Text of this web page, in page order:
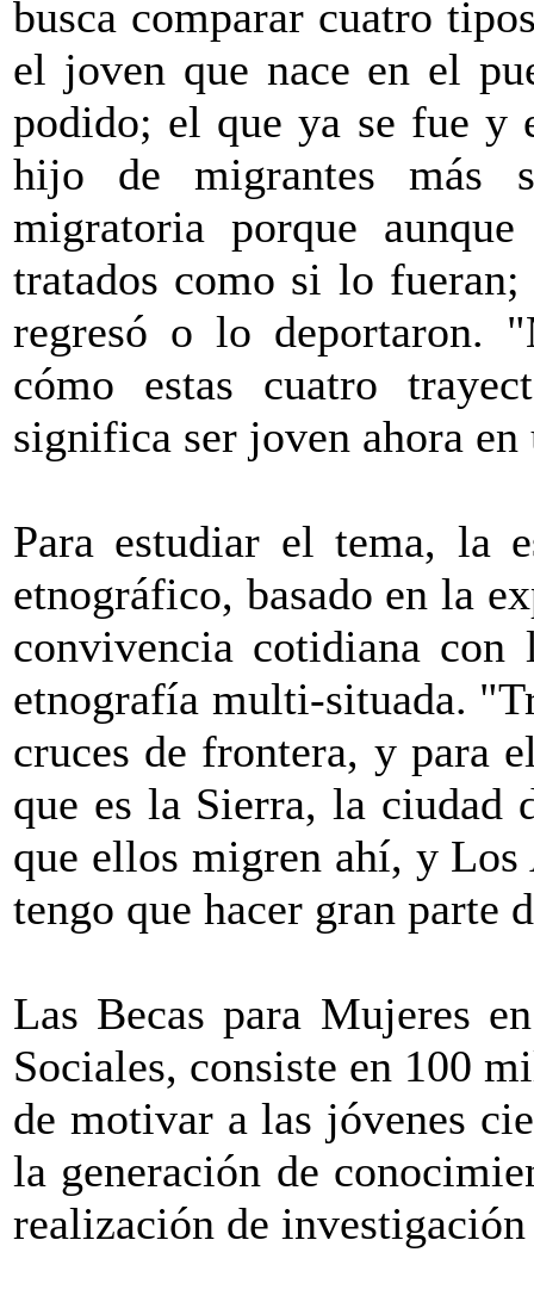
busca comparar cuatro
el joven que nace en el
podido; el que ya se fue y
hijo de migrantes más
migratoria porque
tratados como si lo
regresó o lo deportaron.
cómo estas cuatro
significa ser joven ahora
Para estudiar el tema, la
etnográfico, basado en la
convivencia cotidiana
etnografía multi-situada.
cruces de frontera, y para
que es la Sierra, la ciudad
que ellos migren ahí, y
tengo que hacer gran parte
Las Becas para Mujeres
Sociales, consiste en 100
de motivar a las jóvenes
la generación de
realización de